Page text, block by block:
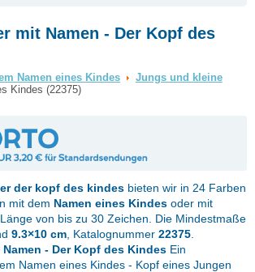
mit Namen - Der Kopf des
Namen eines Kindes
Jungs und kleine
Kindes (22375)
der kopf des kindes bieten wir in 24 Farben
mit dem Namen eines Kindes oder mit
von bis zu 30 Zeichen. Die Mindestmaße
9.3×10 cm , Katalognummer 22375
- Der Kopf des Kindes Ein
Namen eines Kindes - Kopf eines Jungen